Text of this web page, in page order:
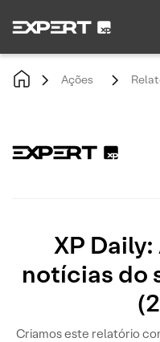
Ações
XP
notícias do
Criamos este relatório